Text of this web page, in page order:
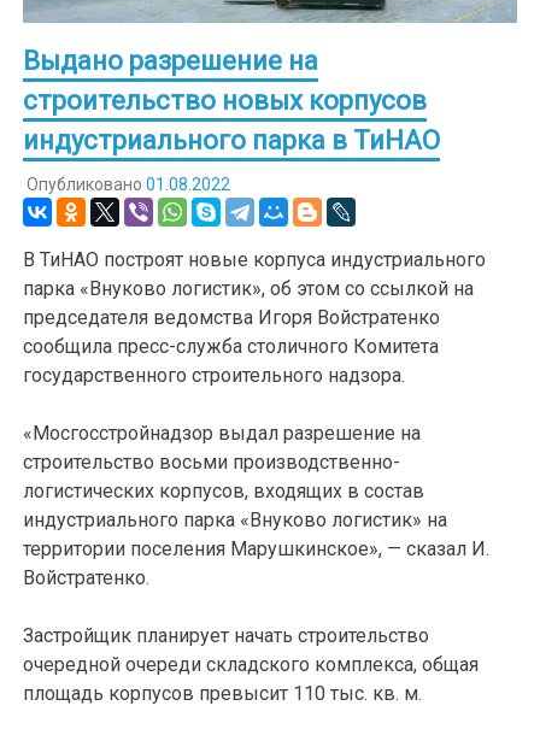
Выдано разрешение на
строительство новых корпусов
индустриального парка в ТиНАО
Опубликовано 01.08.2022
В ТиНАО построят новые корпуса индустриального
парка «Внуково логистик», об этом со ссылкой на
председателя ведомства Игоря Войстратенко
сообщила пресс-служба столичного Комитета
государственного строительного надзора.
«Мосгосстройнадзор выдал разрешение на
строительство восьми производственно-
логистических корпусов, входящих в состав
индустриального парка «Внуково логистик» на
территории поселения Марушкинское», — сказал И.
Войстратенко.
Застройщик планирует начать строительство
очередной очереди складского комплекса, общая
площадь корпусов превысит 110 тыс. кв. м.